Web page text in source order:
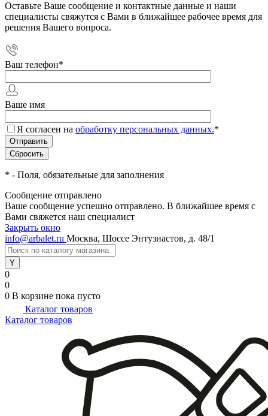
Оставьте Ваше сообщение и контактные данные и наши
специалисты свяжутся с Вами в ближайшее рабочее время для
решения Вашего вопроса.
Ваш телефон*
Ваше имя
Я согласен на обработку персональных данных.*
* - Поля, обязательные для заполнения
Сообщение отправлено
Ваше сообщение успешно отправлено. В ближайшее время с
Вами свяжется наш специалист
Закрыть окно
info@arbalet.ru Москва, Шоссе Энтузиастов, д. 48/1
0
0
0 В корзине пока пусто
Каталог товаров
Каталог товаров